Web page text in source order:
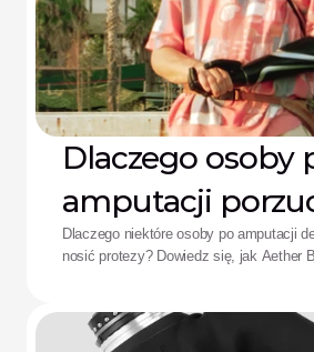
Dlaczego osoby
amputacji
protezy:
Dlaczego niektóre osoby po amputacji
nosić protezy? Dowiedz się, jak Aether
skomplikowanego sterowania.